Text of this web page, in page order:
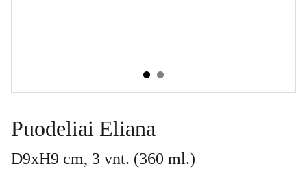
Puodeliai Eliana
D9xH9 cm, 3 vnt. (360 ml.)